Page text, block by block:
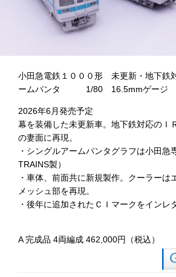
小田急電鉄１０００形 未更新・地下鉄
ームパンタ 1/80 16.5mmゲージ
2026年6月発売予定
幕を装備した未更新車。地下鉄対応のＩ
の妻面に再現。
・シングルアームパンタグラフは小田急
TRAINS製）
・車体、前面共に新規製作。クーラーは
メッシュ部を再現。
・後年に追加されたＣＩマークをインレ
A 完成品 4両編成 462,000円（税込）